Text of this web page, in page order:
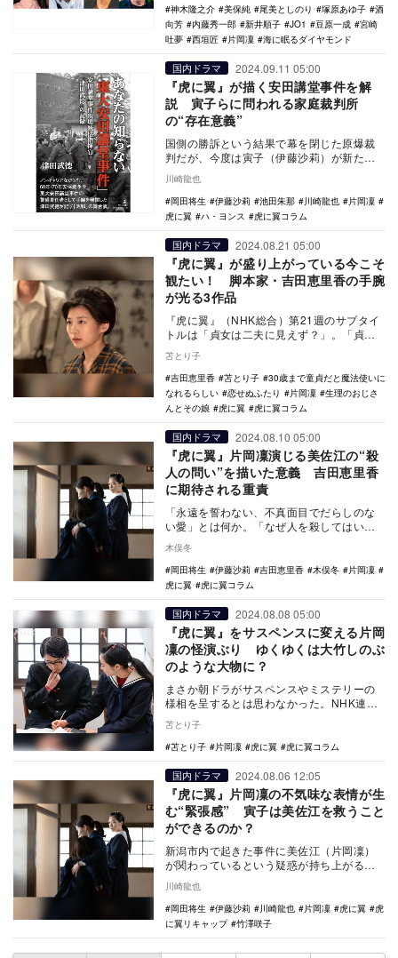
神木隆之介
美保純 尾美としのり 塚原あゆ子
酒
向芳
内藤秀一郎 新井順子 JO1 豆原一成
宮崎
吐夢
西垣匠 片岡凜 海に眠るダイヤモンド
国内ドラマ 2024.09.11 05:00
『虎に翼』が描く安田講堂事件を解
説 寅子らに問われる家庭裁判所
の“存在意義”
国側の勝訴という結果で幕を閉じた原爆裁
判だが、今度は寅子（伊藤沙莉）が新たな
（NHK総合）第…
川崎龍也
岡田将生
伊藤沙莉 池田朱那 川崎龍也
片岡凜
虎に翼
ハ・ヨンス 虎に翼コラム
国内ドラマ 2024.08.21 05:00
『虎に翼』が盛り上がっている今こそ
観たい！ 脚本家・吉田恵里香の手腕
が光る3作品
『虎に翼』（NHK総合）第21週のサブタイ
トルは「貞女は二夫に見えず？」。「貞淑
び他の夫を…
苫とり子
吉田恵里香
苫とり子
30歳まで童貞だと魔法使いに
なれるらしい
恋せぬふたり 片岡凜
生理のおじさ
んとその娘
虎に翼 虎に翼コラム
国内ドラマ 2024.08.10 05:00
『虎に翼』片岡凜演じる美佐江の“殺
人の問い”を描いた意義 吉田恵里香
に期待される重責
「永遠を誓わない、不真面目でだらしのな
い愛」とは何か。「なぜ人を殺してはいけ
『虎に翼』…
木俣冬
岡田将生
伊藤沙莉 吉田恵里香 木俣冬
片岡凜
虎に翼
虎に翼コラム
国内ドラマ 2024.08.08 05:00
『虎に翼』をサスペンスに変える片岡
凜の怪演ぶり ゆくゆくは大竹しのぶ
のような大物に？
まさか朝ドラがサスペンスやミステリーの
様相を呈するとは思わなかった。NHK連続
条支部の支部…
苫とり子
苫とり子
片岡凜 虎に翼 虎に翼コラム
国内ドラマ 2024.08.06 12:05
『虎に翼』片岡凜の不気味な表情が生
む“緊張感” 寅子は美佐江を救うこと
ができるのか？
新潟市内で起きた事件に美佐江（片岡凜）
が関わっているという疑惑が持ち上がる。
が、ここにきて…
川崎龍也
岡田将生
伊藤沙莉 川崎龍也 片岡凜 虎に翼
虎
に翼リキャップ
竹澤咲子